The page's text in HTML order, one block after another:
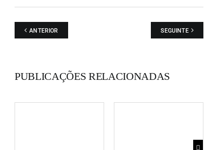
ANTERIOR SEGUINTE
PUBLICAÇÕES RELACIONADAS